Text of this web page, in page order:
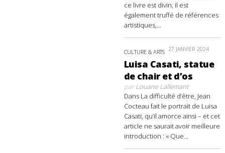
ce livre est divin, il est
également truffé de références
artistiques,...
CULTURE & ARTS 27 JANVIER 2024
Luisa Casati, statue
de chair et d’os
parLouane Lallemant
Dans La difficulté d’être, Jean
Cocteau fait le portrait de Luisa
Casati, qu’il amorce ainsi – et cet
article ne saurait avoir meilleure
introduction : « Que...